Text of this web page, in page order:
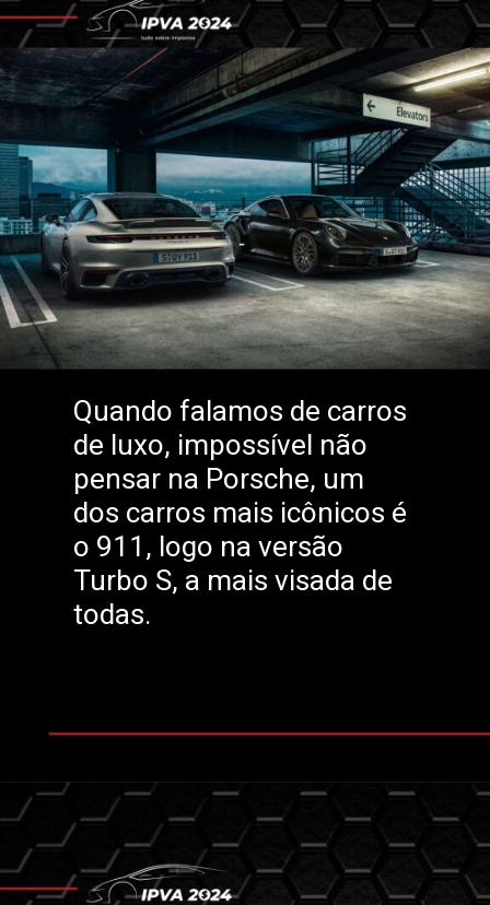
Quando falamos de carros
de luxo, impossível não
pensar na Porsche, um
dos carros mais icônicos é
o 911, logo na versão
Turbo S, a mais visada de
todas.